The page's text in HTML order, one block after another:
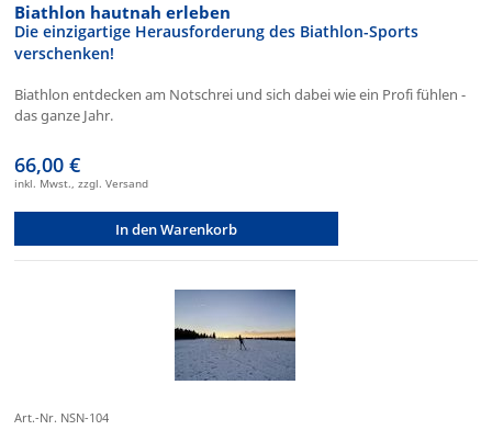
Biathlon hautnah erleben
Die einzigartige Herausforderung des Biathlon-Sports
verschenken!
Biathlon entdecken am Notschrei und sich dabei wie ein Profi fühlen -
das ganze Jahr.
66,00 €
inkl. Mwst., zzgl. Versand
In den Warenkorb
Art.-Nr. NSN-104